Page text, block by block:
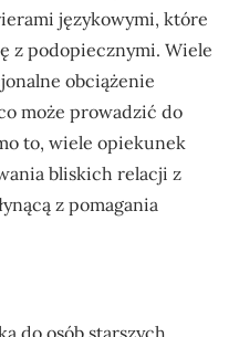
językowymi, które
z podopiecznymi. Wiele
obciążenie
może prowadzić do
to, wiele opiekunek
bliskich relacji z
z pomagania
do osób starszych